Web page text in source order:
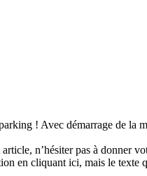
! Avec démarrage de
n’hésiter pas à donner
en cliquant ici, mais le texte